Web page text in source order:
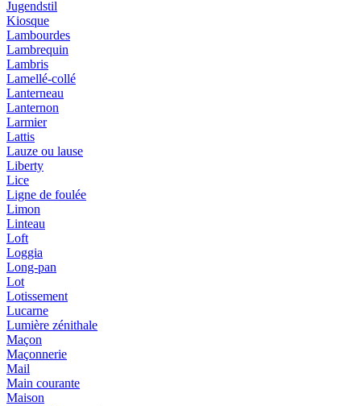
Jugendstil
Kiosque
Lambourdes
Lambrequin
Lambris
Lamellé-collé
Lanterneau
Lanternon
Larmier
Lattis
Lauze ou lause
Liberty
Lice
Ligne de foulée
Limon
Linteau
Loft
Loggia
Long-pan
Lot
Lotissement
Lucarne
Lumière zénithale
Maçon
Maçonnerie
Mail
Main courante
Maison